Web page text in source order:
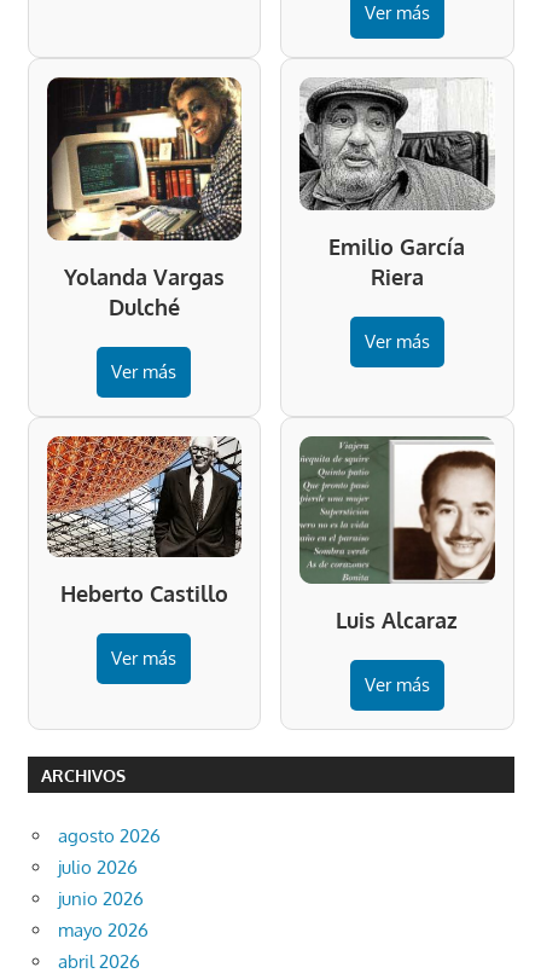
Ver más
Yolanda Vargas
Dulché
Ver más
Emilio García
Riera
Ver más
Heberto Castillo
Ver más
Luis Alcaraz
Ver más
ARCHIVOS
agosto 2026
julio 2026
junio 2026
mayo 2026
abril 2026